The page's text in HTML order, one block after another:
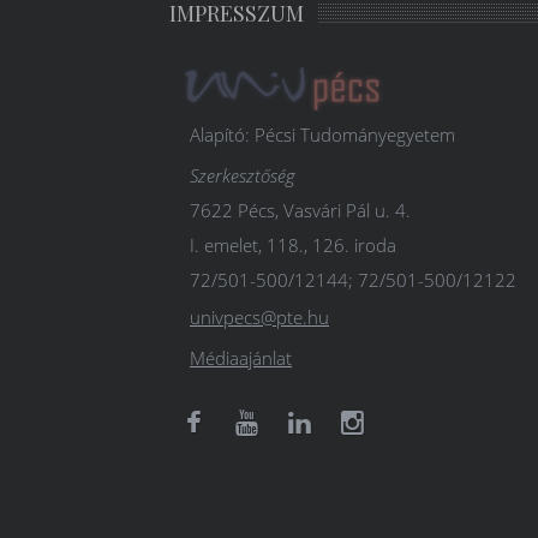
IMPRESSZUM
Alapító: Pécsi Tudományegyetem
Szerkesztőség
7622 Pécs, Vasvári Pál u. 4.
I. emelet, 118., 126. iroda
72/501-500/12144; 72/501-500/12122
univpecs@pte.hu
Médiaajánlat